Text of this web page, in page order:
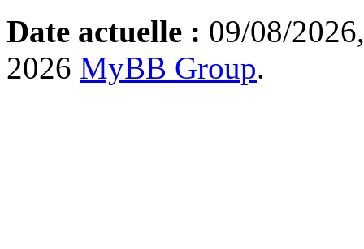
Date actuelle : 09/08/
2026 MyBB Group.